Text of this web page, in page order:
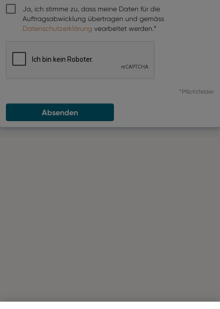
Ja, ich stimme zu, dass meine Daten für die
Auftragsabwicklung übertragen und gemäss
Datenschutzerklärung vearbeitet werden.*
*Pflichtfelder
Absenden